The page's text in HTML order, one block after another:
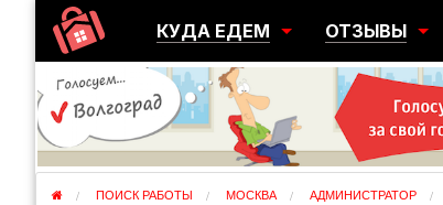
КУДА ЕДЕМ
ГОРОДА
РЕГИОНЫ
ОТЗЫВЫ
ПЕРЕЕЗДЫ
ЭМИГРАЦИЯ
ПОИСК РАБОТЫ МОСКВА АДМИНИСТРАТОР